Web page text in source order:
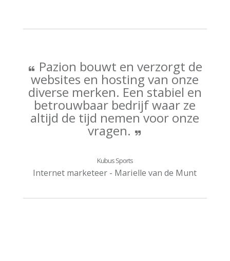
Pazion bouwt en verzorgt de
websites en hosting van onze
diverse merken. Een stabiel en
betrouwbaar bedrijf waar ze
altijd de tijd nemen voor onze
vragen.
Kubus Sports
Internet marketeer - Marielle van de Munt